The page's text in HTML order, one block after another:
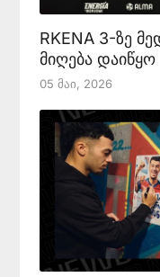
RKENA 3-ზე
მიღება დაიწყო
05 Მაი, 2026